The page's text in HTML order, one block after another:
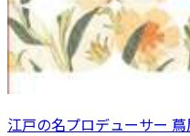
江戸の名プロデューサー